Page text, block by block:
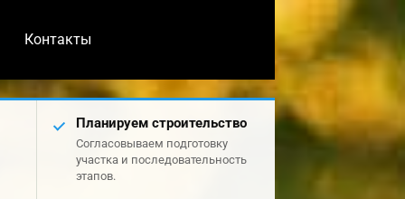
Контакты
Планируем строительство
Согласовываем подготовку
участка и последовательность
этапов.